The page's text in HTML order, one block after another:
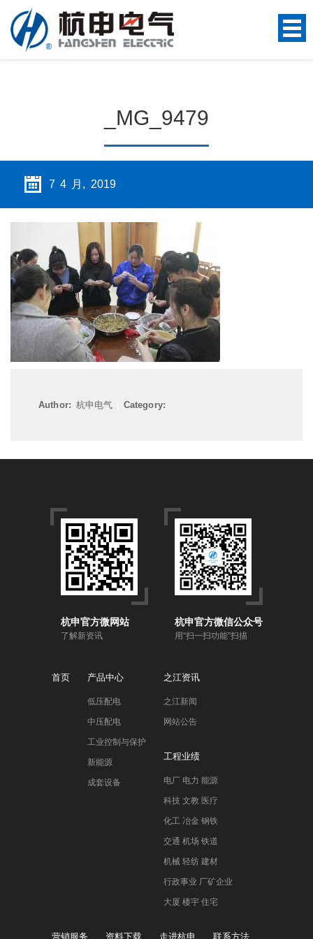
_MG_9479
7 4 月, 2019
Author: 杭申电气| Category:
杭申官方微网站
了解新资讯
杭申官方微信公众号
用“扫一扫功能”扫描
首页 产品中心
低压配电
中压配电
工业控制与保护
新能源
成套设备
之江资讯
之江新闻
网站公告
工程业绩
电厂 电力 能源
科技 文教 医疗
化工 冶金 钢铁
交通 机场 铁道
机械 轻纺 建材
行政事业 厂矿企业
大厦 楼宇 住宅
营销服务 资料下载 走进杭申 联系方法